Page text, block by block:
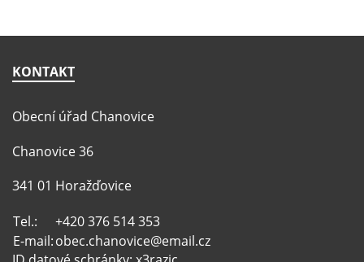
KONTAKT
Obecní úřad Chanovice
Chanovice 36
341 01 Horažďovice
Tel.:
+420 376 514 353
E-mail:obec.chanovice@email.cz